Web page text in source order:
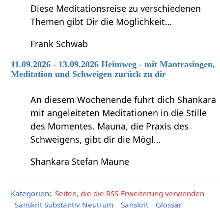
Diese Meditationsreise zu verschiedenen
Themen gibt Dir die Möglichkeit…
Frank Schwab
11.09.2026 - 13.09.2026 Heimweg - mit Mantrasingen,
Meditation und Schweigen zurück zu dir
An diesem Wochenende führt dich Shankara
mit angeleiteten Meditationen in die Stille
des Momentes. Mauna, die Praxis des
Schweigens, gibt dir die Mögl…
Shankara Stefan Maune
Kategorien: Seiten, die die RSS-Erweiterung verwenden
Sanskrit Substantiv Neutrum
Sanskrit Glossar